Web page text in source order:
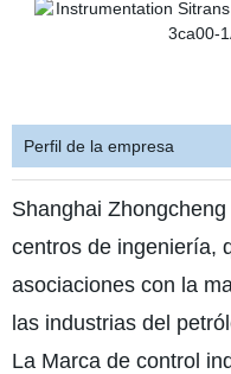
Perfil de la empresa
Shanghai
centros de ingeniería,
asociaciones con la
las industrias del
La Marca de control